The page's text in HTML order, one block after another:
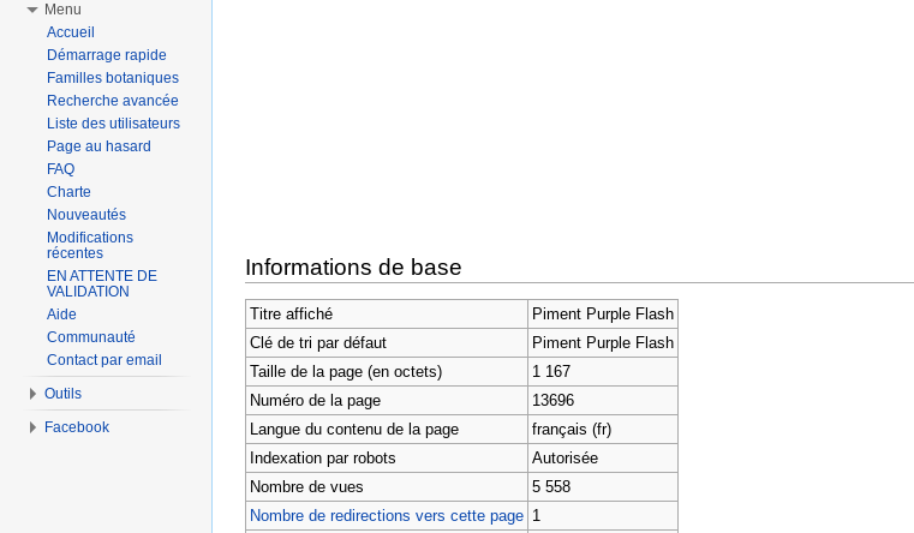
Informations de base
Titre affiché
Piment Purple Flash
Clé de tri par défaut
Piment Purple Flash
Taille de la page (en octets)
1 167
Numéro de la page
13696
Langue du contenu de la page
français (fr)
Indexation par robots
Autorisée
Nombre de vues
5 558
Nombre de redirections vers cette page 1
Menu
Accueil
Démarrage rapide
Familles botaniques
Recherche avancée
Liste des utilisateurs
Page au hasard
FAQ
Charte
Nouveautés
Modifications
récentes
EN ATTENTE DE
VALIDATION
Aide
Communauté
Contact par email
Outils
Facebook